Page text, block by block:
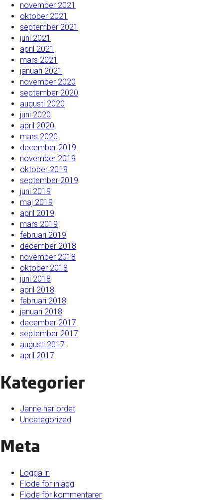
november 2021
oktober 2021
september 2021
juni 2021
april 2021
mars 2021
januari 2021
november 2020
september 2020
augusti 2020
juni 2020
april 2020
mars 2020
december 2019
november 2019
oktober 2019
september 2019
juni 2019
maj 2019
april 2019
mars 2019
februari 2019
december 2018
november 2018
oktober 2018
juni 2018
april 2018
februari 2018
januari 2018
december 2017
september 2017
augusti 2017
april 2017
Kategorier
Janne har ordet
Uncategorized
Meta
Logga in
Flöde för inlägg
Flöde för kommentarer